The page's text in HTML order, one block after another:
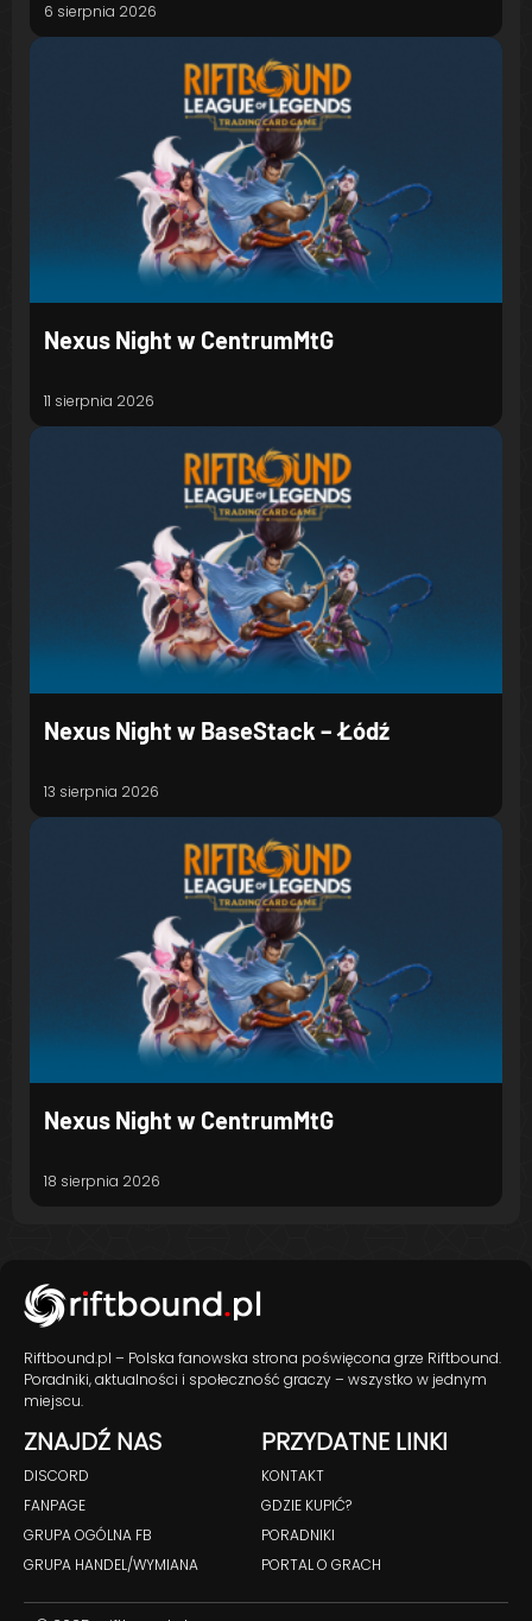
6 sierpnia 2026
Nexus Night w CentrumMtG
11 sierpnia 2026
Nexus Night w BaseStack – Łódź
13 sierpnia 2026
Nexus Night w CentrumMtG
18 sierpnia 2026
Riftbound.pl – Polska fanowska strona poświęcona grze Riftbound.
Poradniki, aktualności i społeczność graczy – wszystko w jednym
miejscu.
ZNAJDŹ NAS
DISCORD
FANPAGE
GRUPA OGÓLNA FB
GRUPA HANDEL/WYMIANA
PRZYDATNE LINKI
KONTAKT
GDZIE KUPIĆ?
PORADNIKI
PORTAL O GRACH